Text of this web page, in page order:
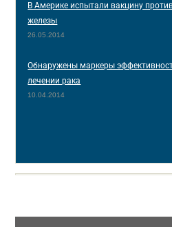
В Америке испытали вакцину
железы
26.05.2014
Обнаружены маркеры
лечении рака
10.04.2014